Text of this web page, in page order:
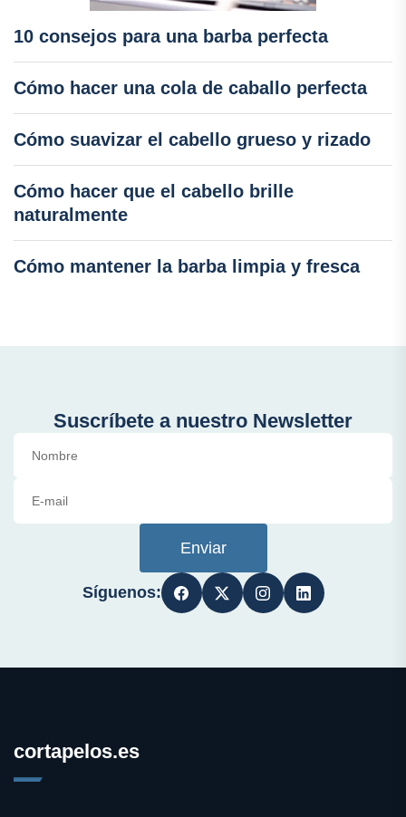
10 consejos para una barba perfecta
Cómo hacer una cola de caballo perfecta
Cómo suavizar el cabello grueso y rizado
Cómo hacer que el cabello brille
naturalmente
Cómo mantener la barba limpia y fresca
Suscríbete a nuestro Newsletter
Enviar
Síguenos:
cortapelos.es